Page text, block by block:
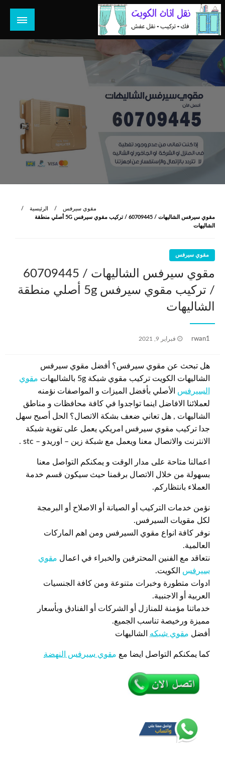
التخطي
إلى
المحتوى
هل تبحث
هل تبحث عن أفضل خدمات بالكويت؟ خدمة فك نقل تركيب صيانة
تصليح جميع الخدمات المنزلية في الكويت
الرئيسية
مقوي سيرفس
مقوي سيرفس الشاليهات / 60709445 / تركيب مقوي سيرفس 5G أصلي منطقة
الشاليهات
مقوي سيرفس
مقوي سيرفس الشاليهات / 60709445
/ تركيب مقوي سيرفس 5g أصلي منطقة
الشاليهات
rwan1
نُشر
فبراير 9, 2021
هل تبحث عن مقوي سيرفس؟ أفضل مقوي سيرفس
الشاليهات الكويت تركيب مقوي شبكة 5g بالشاليهات
مقوي
السيرفس الأصلي بأفضل الميزات و المواصفات نؤمنه
لعملائنا الافاضل اينما تواجدوا في كافة محافظات و مناطق
الشاليهات , هل تعاني ضعف بشكة الاتصال؟ الحل أصبح سهل
جدا تركيب مقوي سيرفس امريكي يعمل على تقوية شبكة
الانترنت والاتصال معنا ويعمل مع شبكة زين – اوريدو – stc .
اعمالنا متاحة على مدار الوقت و يمكنكم التواصل معنا
بسهولة من خلال الاتصال برقمنا حيث سيكون قسم خدمة
العملاء بانتظاركم.
نؤمن خدمات التركيب أو الصيانة أو الاصلاح أو البرمجة
لكل مقويات السيرفس.
نوفر كافة انواع مقوي السيرفس ومن اهم الماركات
العالمية.
نتعاقد مع الفنين المحترفين والخبراء في اعمال مقوي
سيرفس الكويت.
ادوات متطورة وخبرات متنوعة ومن كافة الجنسيات
العربية أو الاجنبية.
خدماتنا مؤمنة للمنازل أو الشركات أو الفنادق وبأسعار
مميزة ورخيصة تناسب الجميع.
أفضل مقوي شبكه الشاليهات
كما يمكنكم التواصل ايضا مع مقوي سيرفس النهضة